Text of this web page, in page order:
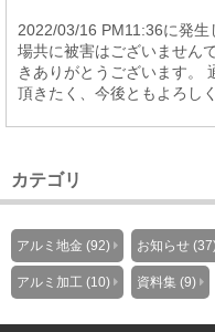
2022/03/16 PM11:36に発
場共に被害はございません
きありがとうございます。
頂きたく、今後ともよろし
カテゴリ
アルミ地金 (92) お知らせ
アルミ加工 (10) 資料集 (9)